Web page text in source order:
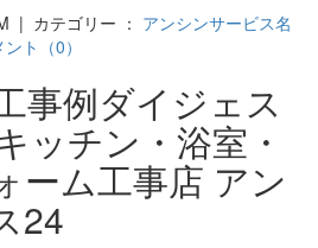
| カテゴリー ： アンシンサービス名
ント（0）
事例ダイジェス
ッチン・浴室・
ーム工事店 アン
24